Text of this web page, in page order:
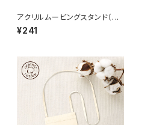
アクリルムービングスタンド（M）
MG
¥241